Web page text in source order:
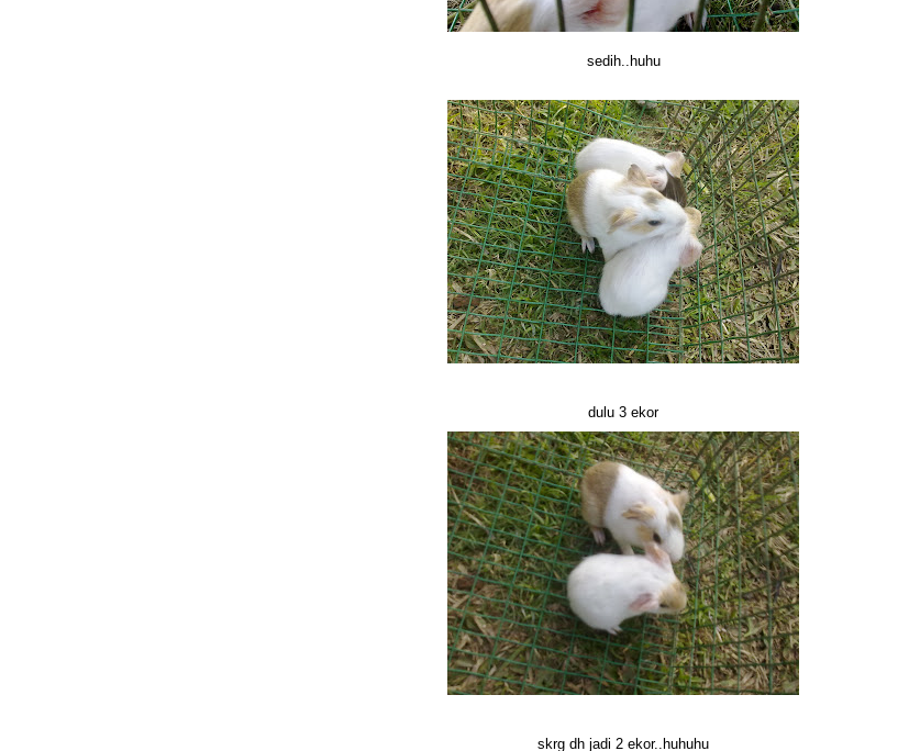
sedih..huhu
dulu 3 ekor
skrg dh jadi 2 ekor..huhuhu